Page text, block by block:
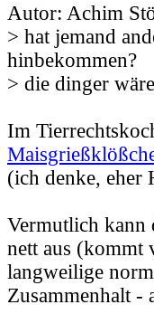
Autor: Achim
> hat jemand
hinbekommen?
> die dinger
Im
(ich denke, eher
Vermutlich kann
nett aus (kommt
langweilige
Zusammenhalt